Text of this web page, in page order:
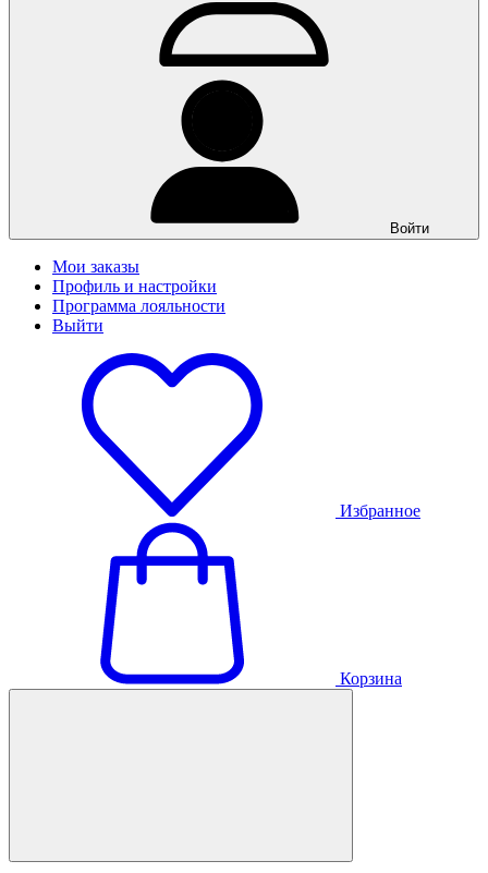
Войти
Мои заказы
Профиль и настройки
Программа лояльности
Выйти
Избранное
Корзина